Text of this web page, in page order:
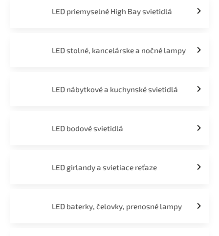
LED priemyselné High Bay svietidlá
LED stolné, kancelárske a nočné lampy
LED nábytkové a kuchynské svietidlá
LED bodové svietidlá
LED girlandy a svietiace reťaze
LED baterky, čelovky, prenosné lampy